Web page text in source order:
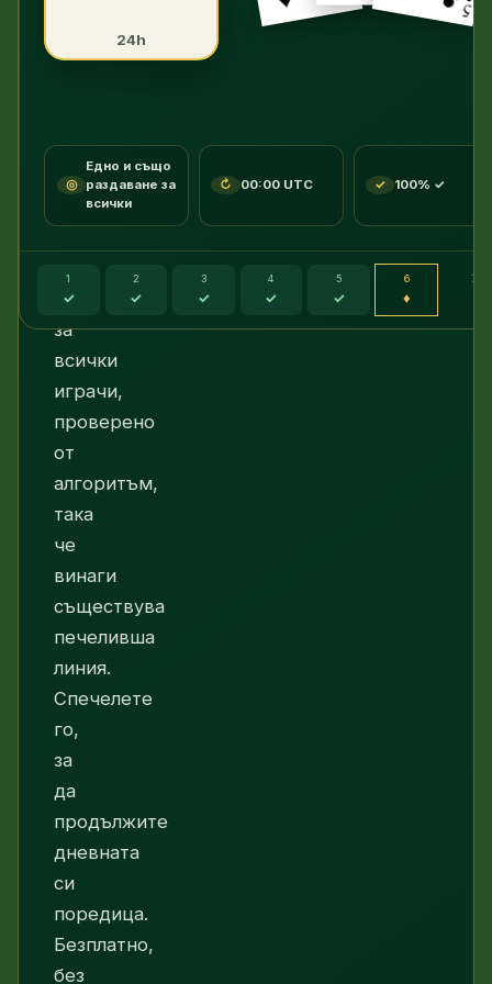
(теглене
карта)
—
едно
раздаване
за
всички
играчи,
проверено
от
алгоритъм,
така
че
винаги
съществува
печеливша
линия.
Спечелете
го,
за
да
продължите
дневната
си
поредица.
Безплатно,
без
24h
◎
Едно и също
раздаване за
всички
↻ 00:00 UTC ✓ 100% ✓
1
✓
2
✓
3
✓
4
✓
5
✓
6
♦
7